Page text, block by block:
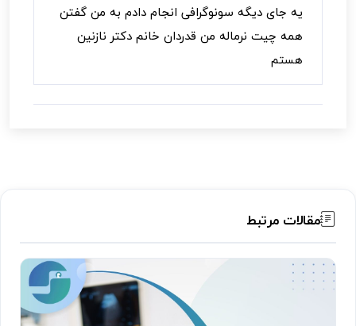
یه جای دیگه سونوگرافی انجام دادم به من گفتن
همه چیت نرماله من قدردان خانم دکتر نازنین
هستم
مقالات مرتبط